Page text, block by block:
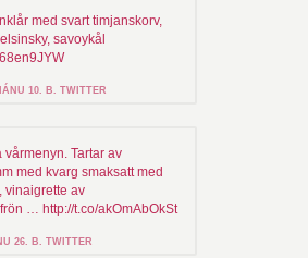
med svart timjanskorv,
savoykål
10. B. TWITTER
vårmenyn. Tartar av
med kvarg smaksatt med
vinaigrette av
… http://t.co/akOmAbOkSt
26. B. TWITTER